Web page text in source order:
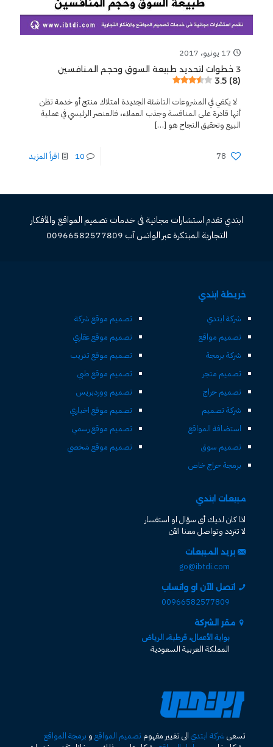
17 يونيو، 2017
3 خطوات لتحديد طبيعة السوق وحجم المنافسين
3.5 (8)
لا يكفي في المشروعات الناشئة الجديدة امتلاك منتج أو خدمة تظن
أنها قادرة على المنافسة وجذب العملاء، فالعنصر الرئيسي في عملية
البيع وتحقيق النجاح هو […]
78
10 اقرأ المزيد
ابتدي تقدم استشارات مجانية فى خدمات تصميم المواقع والأفكار
التجارية المبتكرة عبر الواتس آب 00966582577809
خريطة ابتدي
شركة ابتدي
تصميم مواقع
شركة برمجة
تصميم متجر
تصميم حراج
شركة تصميم
استضافة المواقع
تصميم سوق
برمجة حراج خاص
تصميم موقع شركة
تصميم موقع عقاري
تصميم موقع تدريب
تصميم موقع طبي
تصميم ووردبريس
تصميم موقع اخباري
تصميم موقع رسمي
تصميم موقع شخصي
مبيعات ابتدي
اذا كان لديك أى سؤال او استفسار
لا تتردد وتواصل معنا الآن
بريد المبيعات
go@ibtdi.com
اتصل الآن او واتساب
00966582577809
مقر الشركة
بوابة الأعمال، قرطبة، الرياض
المملكة العربية السعودية
تسعى شركة ابتدي الى تغيير مفهوم تصميم المواقع و برمجة المواقع